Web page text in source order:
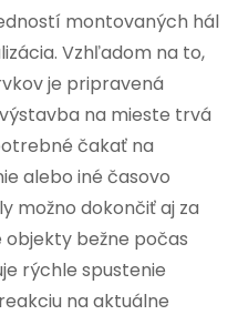
montovaných hál
Vzhľadom na to,
je pripravená
na mieste trvá
čakať na
alebo iné časovo
možno dokončiť aj za
bežne počas
rýchle spustenie
na aktuálne